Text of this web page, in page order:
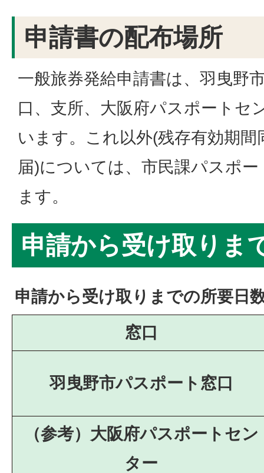
申請書の配布場所
一般旅券発給申請書は、羽曳野
口、支所、大阪府パスポートセ
います。これ以外(残存有効期間
届)については、市民課パスポ
ます。
申請から受け取りま
申請から受け取りまでの所要日
窓口
羽曳野市パスポート窓口
（参考）大阪府パスポートセン
ター